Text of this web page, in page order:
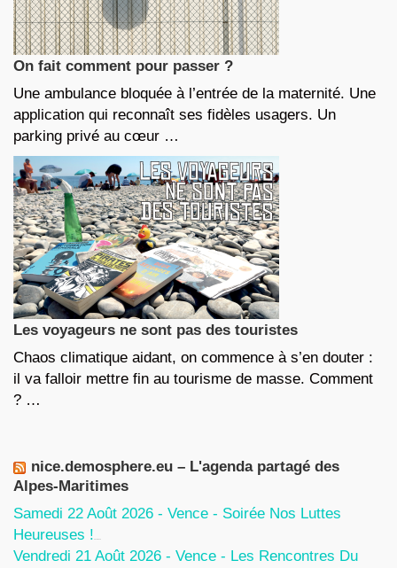
On fait comment pour passer ?
Une ambulance bloquée à l’entrée de la maternité. Une
application qui reconnaît ses fidèles usagers. Un
parking privé au cœur …
Les voyageurs ne sont pas des touristes
Chaos climatique aidant, on commence à s’en douter :
il va falloir mettre fin au tourisme de masse. Comment
? …
nice.demosphere.eu – L'agenda partagé des
Alpes-Maritimes
Samedi 22 Août 2026 - Vence - Soirée Nos Luttes
Heureuses !
Vendredi 21 Août 2026 - Vence - Les Rencontres Du